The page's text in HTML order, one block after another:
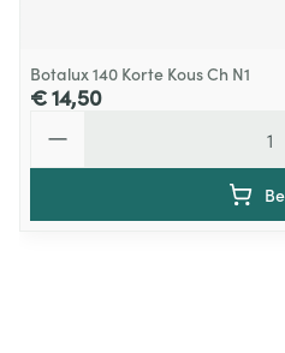
Botalux 140 Korte Kous Ch N1
€ 14,50